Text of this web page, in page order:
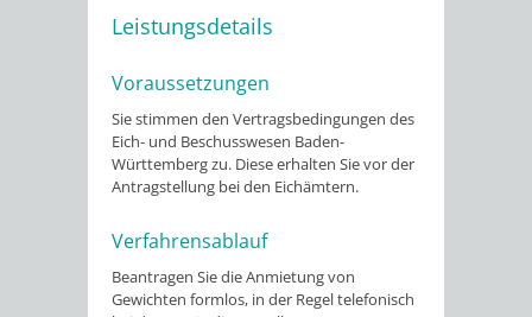
Leistungsdetails
Voraussetzungen
Sie stimmen den Vertragsbedingungen des
Eich- und Beschusswesen Baden-
Württemberg zu. Diese erhalten Sie vor der
Antragstellung bei den Eichämtern.
Verfahrensablauf
Beantragen Sie die Anmietung von
Gewichten formlos, in der Regel telefonisch